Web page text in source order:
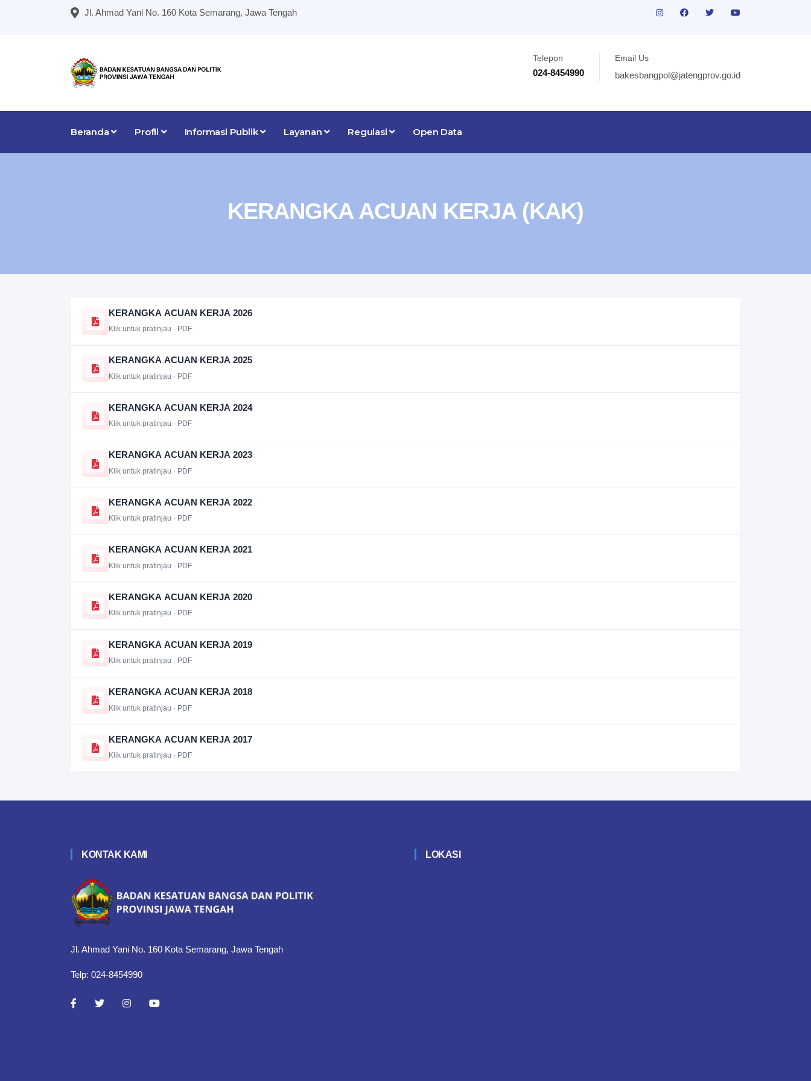
Jl. Ahmad Yani No. 160 Kota Semarang, Jawa Tengah
Telepon
024-8454990
Email Us
bakesbangpol@jatengprov.go.id
Beranda Profil Informasi Publik Layanan Regulasi Open Data
KERANGKA ACUAN KERJA (KAK)
KERANGKA ACUAN KERJA 2026
Klik untuk pratinjau · PDF
KERANGKA ACUAN KERJA 2025
Klik untuk pratinjau · PDF
KERANGKA ACUAN KERJA 2024
Klik untuk pratinjau · PDF
KERANGKA ACUAN KERJA 2023
Klik untuk pratinjau · PDF
KERANGKA ACUAN KERJA 2022
Klik untuk pratinjau · PDF
KERANGKA ACUAN KERJA 2021
Klik untuk pratinjau · PDF
KERANGKA ACUAN KERJA 2020
Klik untuk pratinjau · PDF
KERANGKA ACUAN KERJA 2019
Klik untuk pratinjau · PDF
KERANGKA ACUAN KERJA 2018
Klik untuk pratinjau · PDF
KERANGKA ACUAN KERJA 2017
Klik untuk pratinjau · PDF
KONTAK KAMI
Jl. Ahmad Yani No. 160 Kota Semarang, Jawa Tengah
Telp: 024-8454990
LOKASI